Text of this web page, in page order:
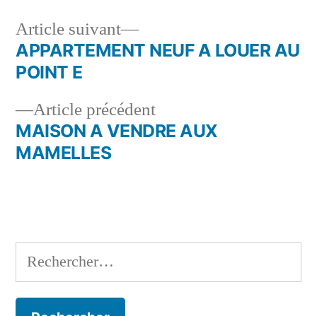
Navigation
l’article
Article précédentArticle
précédent :
MAISON A VENDRE AUX
MAMELLES
Article suivant
Article
suivant :
APPARTEMENT NEUF A LOUER AU
POINT E
Rechercher :